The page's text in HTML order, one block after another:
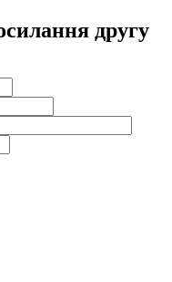
другу